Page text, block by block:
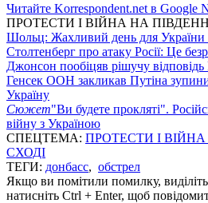
Читайте Korrespondent.net в Google
ПРОТЕСТИ І ВІЙНА НА
Шольц: Жахливий день для України
Столтенберг про атаку Росії: Це
Джонсон пообіцяв рішучу
Генсек ООН закликав Путіна
Україну
Сюжет"Ви будете прокляті".
війну з Україною
СПЕЦТЕМА: ПРОТЕСТИ І
СХОДІ
ТЕГИ: донбасс, обстрел
Якщо ви помітили помилку, виділіть
натисніть Ctrl + Enter, щоб